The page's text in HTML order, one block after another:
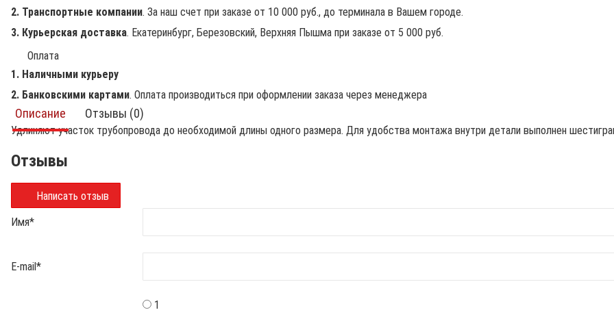
2. Транспортные компании. За наш счет при заказе от 10 000 руб., до терминала в Вашем городе.
3. Курьерская доставка. Екатеринбург, Березовский, Верхняя Пышма при заказе от 5 000 руб.
Оплата
1. Наличными курьеру
2. Банковскими картами. Оплата производиться при оформлении заказа через менеджера
Описание Отзывы (0)
Удлиняют участок трубопровода до необходимой длины одного размера. Для удобства монтажа внутри детали выполнен
Отзывы
Написать отзыв
Имя*
E-mail*
1